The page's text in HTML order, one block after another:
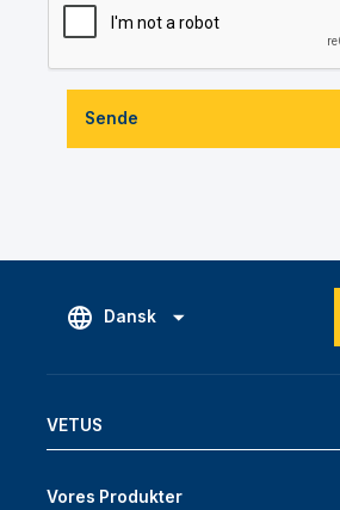
Sende
Dansk
VETUS
Vores Produkter